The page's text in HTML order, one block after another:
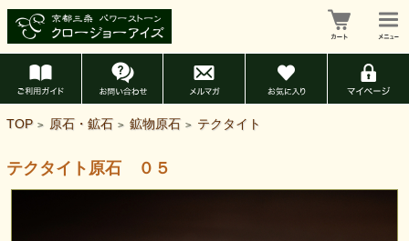
TOP > 原石・鉱石 > 鉱物原石 > テクタイト
テクタイト原石 ０５